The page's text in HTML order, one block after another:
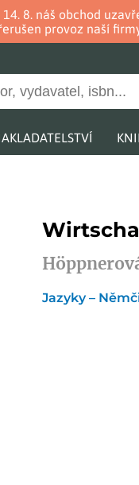
8. náš obchod
provoz naší
Jazyky –